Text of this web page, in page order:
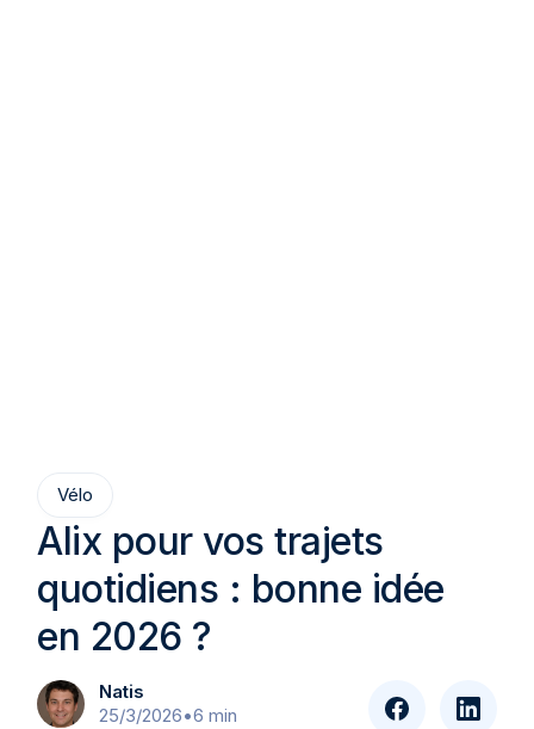
Vélo
Alix pour vos trajets
quotidiens : bonne idée
en 2026 ?
Natis
25/3/2026•6 min